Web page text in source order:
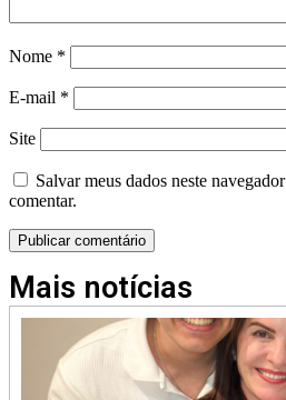
Nome *
E-mail *
Site
Salvar meus dados neste
comentar.
Mais notícias